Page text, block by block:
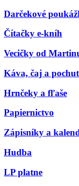
Darčekové
Čítačky e-kníh
Vecičky od
Káva, čaj a
Hrnčeky a fľaše
Papiernictvo
Zápisníky a
Hudba
LP platne